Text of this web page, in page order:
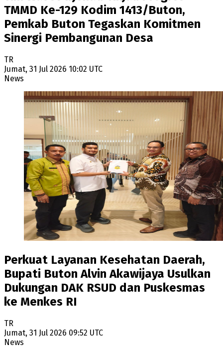
TMMD Ke-129 Kodim 1413/Buton,
Pemkab Buton Tegaskan Komitmen
Sinergi Pembangunan Desa
TR
Jumat, 31 Jul 2026 10:02 UTC
News
Perkuat Layanan Kesehatan Daerah,
Bupati Buton Alvin Akawijaya Usulkan
Dukungan DAK RSUD dan Puskesmas
ke Menkes RI
TR
Jumat, 31 Jul 2026 09:52 UTC
News